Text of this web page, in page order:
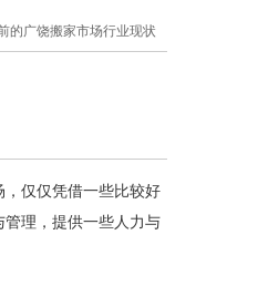
的广饶搬家市场行业现状
仅仅凭借一些比较好
理，提供一些人力与